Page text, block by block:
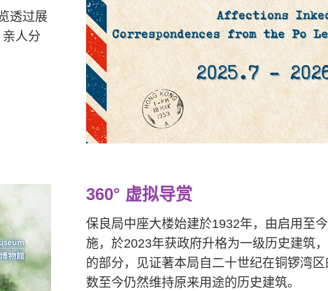
透过展
人分
360° 虚拟导赏
保良局中座大楼始建於1932年，由启用至
施，於2023年获政府升格为一级历史建筑
的部分，见证著本局自二十世纪在铜锣湾
数至今仍然维持原来用途的历史建筑。